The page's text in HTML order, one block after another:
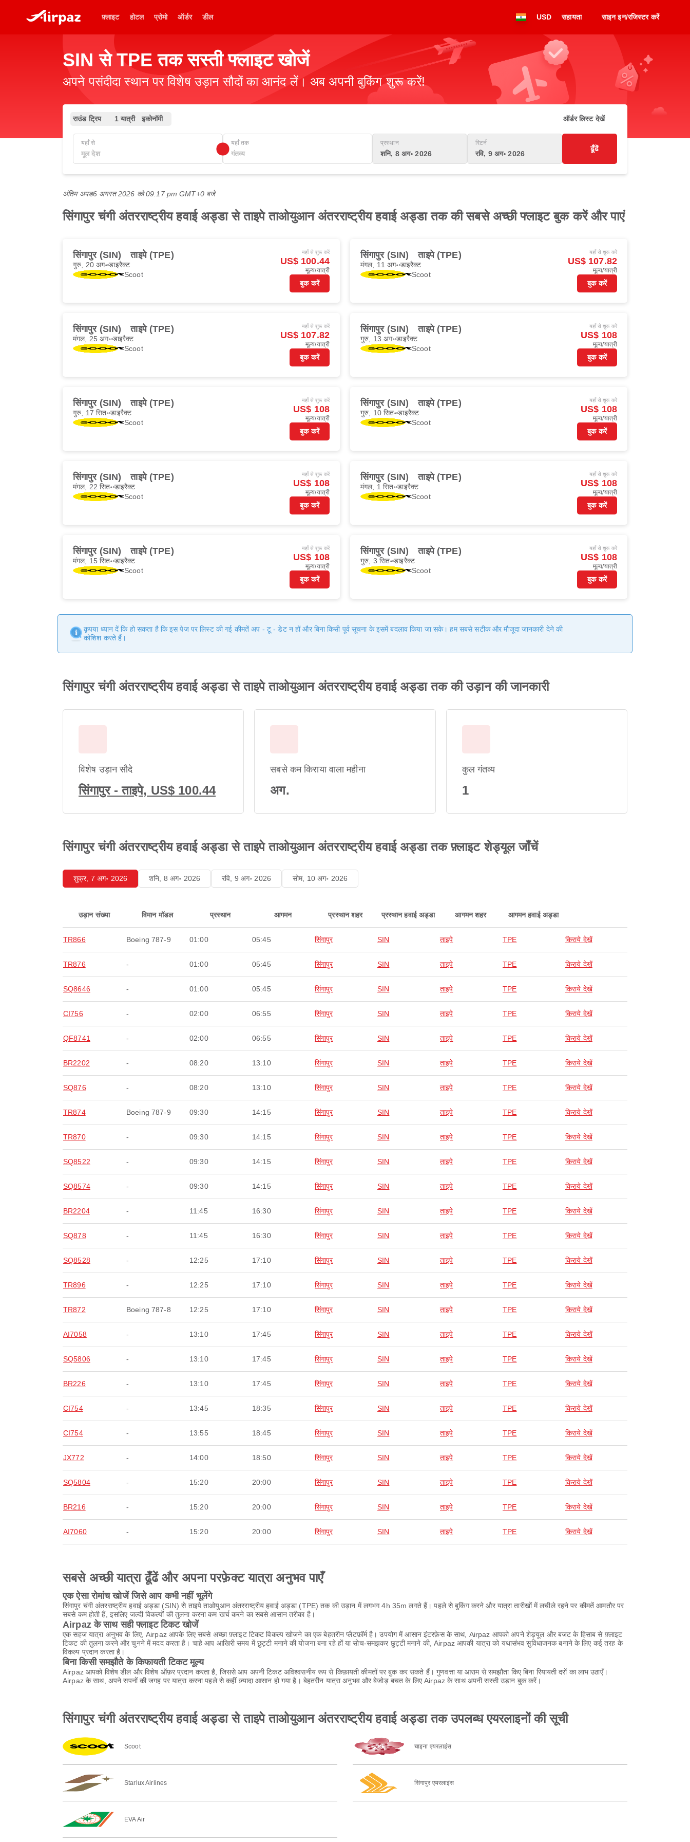
फ़्लाइट होटल प्रोमो ऑर्डर डील USD सहायता साइन इन/रजिस्टर करें
SIN से TPE तक सस्ती फ्लाइट खोजें
अपने पसंदीदा स्थान पर विशेष उड़ान सौदों का आनंद लें। अब अपनी बुकिंग शुरू करें!
राउंड ट्रिप 1 यात्री इकोनॉमी ऑर्डर लिस्ट देखें
यहाँ से यहाँ तक प्रस्थान
शनि, 8 अग॰ 2026
रिटर्न
रवि, 9 अग॰ 2026
ढूँढें
अंतिम अपड6 अगस्त 2026 को 09:17 pm GMT+0 बजे
सिंगापुर चंगी अंतरराष्ट्रीय हवाई अड्डा से ताइपे ताओयुआन अंतरराष्ट्रीय हवाई अड्डा तक की सबसे अच्छी फ्लाइट बुक करें और पाएं
सिंगापुर (SIN) ताइपे (TPE)
गुरु, 20 अग॰डाइरैक्ट
Scoot
यहाँ से शुरू करें
US$ 100.44
मूल्य/यात्री
बुक करें
सिंगापुर (SIN) ताइपे (TPE)
मंगल, 11 अग॰ डाइरैक्ट
Scoot
यहाँ से शुरू करें
US$ 107.82
मूल्य/यात्री
बुक करें
सिंगापुर (SIN) ताइपे (TPE)
मंगल, 25 अग॰ डाइरैक्ट
Scoot
यहाँ से शुरू करें
US$ 107.82
मूल्य/यात्री
बुक करें
सिंगापुर (SIN) ताइपे (TPE)
गुरु, 13 अग॰डाइरैक्ट
Scoot
यहाँ से शुरू करें
US$ 108
मूल्य/यात्री
बुक करें
सिंगापुर (SIN) ताइपे (TPE)
गुरु, 17 सित॰डाइरैक्ट
Scoot
यहाँ से शुरू करें
US$ 108
मूल्य/यात्री
बुक करें
सिंगापुर (SIN) ताइपे (TPE)
गुरु, 10 सित॰डाइरैक्ट
Scoot
यहाँ से शुरू करें
US$ 108
मूल्य/यात्री
बुक करें
सिंगापुर (SIN) ताइपे (TPE)
मंगल, 22 सित॰ डाइरैक्ट
Scoot
यहाँ से शुरू करें
US$ 108
मूल्य/यात्री
बुक करें
सिंगापुर (SIN) ताइपे (TPE)
मंगल, 1 सित॰डाइरैक्ट
Scoot
यहाँ से शुरू करें
US$ 108
मूल्य/यात्री
बुक करें
सिंगापुर (SIN) ताइपे (TPE)
मंगल, 15 सित॰ डाइरैक्ट
Scoot
यहाँ से शुरू करें
US$ 108
मूल्य/यात्री
बुक करें
सिंगापुर (SIN) ताइपे (TPE)
गुरु, 3 सित॰डाइरैक्ट
Scoot
यहाँ से शुरू करें
US$ 108
मूल्य/यात्री
बुक करें
कृपया ध्यान दें कि हो सकता है कि इस पेज पर लिस्ट की गई कीमतें अप - टू - डेट न हों और बिना किसी पूर्व सूचना के इसमें बदलाव किया जा सके। हम सबसे सटीक और मौजूदा जानकारी देने की
कोशिश करते हैं।
सिंगापुर चंगी अंतरराष्ट्रीय हवाई अड्डा से ताइपे ताओयुआन अंतरराष्ट्रीय हवाई अड्डा तक की उड़ान की जानकारी
विशेष उड़ान सौदे
सिंगापुर - ताइपे, US$ 100.44
सबसे कम किराया वाला महीना
अग.
कुल गंतव्य
1
सिंगापुर चंगी अंतरराष्ट्रीय हवाई अड्डा से ताइपे ताओयुआन अंतरराष्ट्रीय हवाई अड्डा तक फ़्लाइट शेड्यूल जाँचें
शुक्र, 7 अग॰ 2026 शनि, 8 अग॰ 2026 रवि, 9 अग॰ 2026 सोम, 10 अग॰ 2026
उड़ान संख्या विमान मॉडल प्रस्थान आगमन प्रस्थान शहर प्रस्थान हवाई अड्डा आगमन शहर आगमन हवाई अड्डा
TR866 Boeing 787-9 01:00 05:45 सिंगापुर SIN ताइपे TPE किराये देखें
TR876 - 01:00 05:45 सिंगापुर SIN ताइपे TPE किराये देखें
SQ8646 - 01:00 05:45 सिंगापुर SIN ताइपे TPE किराये देखें
CI756 - 02:00 06:55 सिंगापुर SIN ताइपे TPE किराये देखें
QF8741 - 02:00 06:55 सिंगापुर SIN ताइपे TPE किराये देखें
BR2202 - 08:20 13:10 सिंगापुर SIN ताइपे TPE किराये देखें
SQ876 - 08:20 13:10 सिंगापुर SIN ताइपे TPE किराये देखें
TR874 Boeing 787-9 09:30 14:15 सिंगापुर SIN ताइपे TPE किराये देखें
TR870 - 09:30 14:15 सिंगापुर SIN ताइपे TPE किराये देखें
SQ8522 - 09:30 14:15 सिंगापुर SIN ताइपे TPE किराये देखें
SQ8574 - 09:30 14:15 सिंगापुर SIN ताइपे TPE किराये देखें
BR2204 - 11:45 16:30 सिंगापुर SIN ताइपे TPE किराये देखें
SQ878 - 11:45 16:30 सिंगापुर SIN ताइपे TPE किराये देखें
SQ8528 - 12:25 17:10 सिंगापुर SIN ताइपे TPE किराये देखें
TR896 - 12:25 17:10 सिंगापुर SIN ताइपे TPE किराये देखें
TR872 Boeing 787-8 12:25 17:10 सिंगापुर SIN ताइपे TPE किराये देखें
AI7058 - 13:10 17:45 सिंगापुर SIN ताइपे TPE किराये देखें
SQ5806 - 13:10 17:45 सिंगापुर SIN ताइपे TPE किराये देखें
BR226 - 13:10 17:45 सिंगापुर SIN ताइपे TPE किराये देखें
CI754 - 13:45 18:35 सिंगापुर SIN ताइपे TPE किराये देखें
CI754 - 13:55 18:45 सिंगापुर SIN ताइपे TPE किराये देखें
JX772 - 14:00 18:50 सिंगापुर SIN ताइपे TPE किराये देखें
SQ5804 - 15:20 20:00 सिंगापुर SIN ताइपे TPE किराये देखें
BR216 - 15:20 20:00 सिंगापुर SIN ताइपे TPE किराये देखें
AI7060 - 15:20 20:00 सिंगापुर SIN ताइपे TPE किराये देखें
सबसे अच्छी यात्रा ढूँढें और अपना परफ़ेक्ट यात्रा अनुभव पाएँ
एक ऐसा रोमांच खोजें जिसे आप कभी नहीं भूलेंगे
सिंगापुर चंगी अंतरराष्ट्रीय हवाई अड्डा (SIN) से ताइपे ताओयुआन अंतरराष्ट्रीय हवाई अड्डा (TPE) तक की उड़ान में लगभग 4h 35m लगते हैं। पहले से बुकिंग करने और यात्रा तारीखों में लचीले रहने पर कीमतें आमतौर पर
सबसे कम होती हैं, इसलिए जल्दी विकल्पों की तुलना करना कम खर्च करने का सबसे आसान तरीका है।
Airpaz के साथ सही फ्लाइट टिकट खोजें
एक सहज यात्रा अनुभव के लिए, Airpaz आपके लिए सबसे अच्छा फ़्लाइट टिकट विकल्प खोजने का एक बेहतरीन प्लैटफ़ॉर्म है। उपयोग में आसान इंटरफ़ेस के साथ, Airpaz आपको अपने शेड्यूल और बजट के हिसाब से फ़्लाइट
टिकट की तुलना करने और चुनने में मदद करता है। चाहे आप आखिरी समय में छुट्टी मनाने की योजना बना रहे हों या सोच-समझकर छुट्टी मनाने की, Airpaz आपकी यात्रा को यथासंभव सुविधाजनक बनाने के लिए कई तरह के
विकल्प प्रदान करता है।
बिना किसी समझौते के किफायती टिकट मूल्य
Airpaz आपको विशेष डील और विशेष ऑफ़र प्रदान करता है, जिससे आप अपनी टिकट अविश्वसनीय रूप से किफ़ायती कीमतों पर बुक कर सकते हैं। गुणवत्ता या आराम से समझौता किए बिना रियायती दरों का लाभ उठाएँ।
Airpaz के साथ, अपने सपनों की जगह पर यात्रा करना पहले से कहीं ज़्यादा आसान हो गया है। बेहतरीन यात्रा अनुभव और बेजोड़ बचत के लिए Airpaz के साथ अपनी सस्ती उड़ान बुक करें।
सिंगापुर चंगी अंतरराष्ट्रीय हवाई अड्डा से ताइपे ताओयुआन अंतरराष्ट्रीय हवाई अड्डा तक उपलब्ध एयरलाइनों की सूची
Scoot चाइना एयरलाइंस
Starlux Airlines सिंगापुर एयरलाइंस
EVA Air